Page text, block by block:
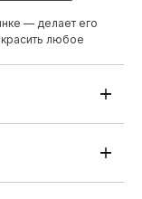
— делает его
любое